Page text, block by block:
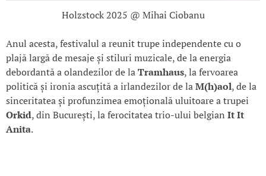
Holzstock 2025 @ Mihai Ciobanu
Anul acesta, festivalul a reunit trupe independente cu o
plajă largă de mesaje și stiluri muzicale, de la energia
debordantă a olandezilor de laTramhaus, la fervoarea
politică și ironia ascuțită a irlandezilor de laM(h)aol, de la
sinceritatea și profunzimea emoțională uluitoare a trupei
Orkid, din București, la ferocitatea trio-ului belgian It It
Anita.